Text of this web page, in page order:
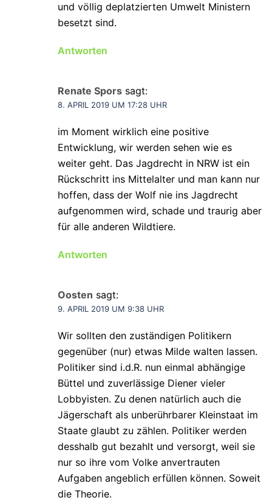
und völlig deplatzierten Umwelt Ministern
besetzt sind.
Antworten
Renate Spors sagt:
8. APRIL 2019 UM 17:28 UHR
im Moment wirklich eine positive
Entwicklung, wir werden sehen wie es
weiter geht. Das Jagdrecht in NRW ist ein
Rückschritt ins Mittelalter und man kann nur
hoffen, dass der Wolf nie ins Jagdrecht
aufgenommen wird, schade und traurig aber
für alle anderen Wildtiere.
Antworten
Oosten sagt:
9. APRIL 2019 UM 9:38 UHR
Wir sollten den zuständigen Politikern
gegenüber (nur) etwas Milde walten lassen.
Politiker sind i.d.R. nun einmal abhängige
Büttel und zuverlässige Diener vieler
Lobbyisten. Zu denen natürlich auch die
Jägerschaft als unberührbarer Kleinstaat im
Staate glaubt zu zählen. Politiker werden
desshalb gut bezahlt und versorgt, weil sie
nur so ihre vom Volke anvertrauten
Aufgaben angeblich erfüllen können. Soweit
die Theorie.